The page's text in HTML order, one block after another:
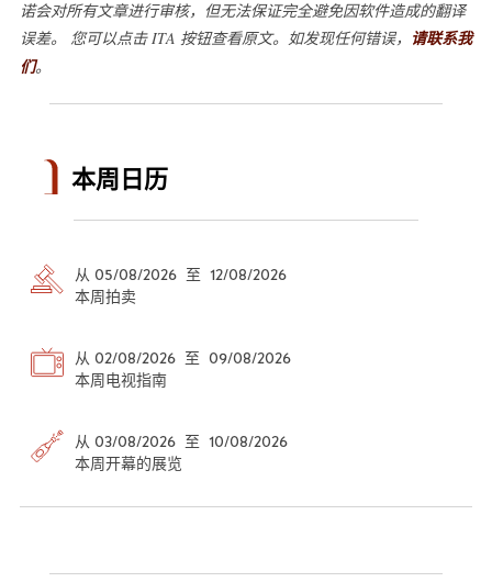
诺会对所有文章进行审核，但无法保证完全避免因软件造成的翻译
误差。 您可以点击 ITA 按钮查看原文。如发现任何错误， 请联系我
们。
本周日历
从 05/08/2026 至 12/08/2026
本周拍卖
从 02/08/2026 至 09/08/2026
本周电视指南
从 03/08/2026 至 10/08/2026
本周开幕的展览